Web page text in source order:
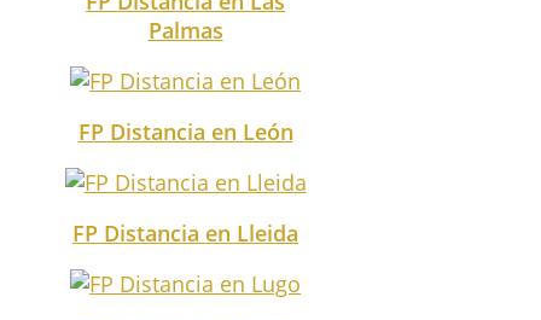
Palmas
FP Distancia en León
FP Distancia en Lleida